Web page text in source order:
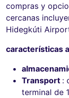
compras y
cercanas
Hidegkúti
características
Transport :
terminal de